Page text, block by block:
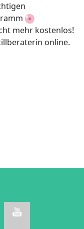
mehr kostenlos!
online.